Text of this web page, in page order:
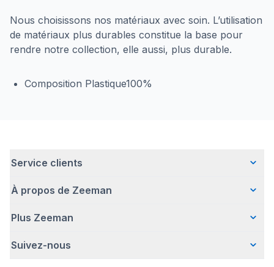
Nous choisissons nos matériaux avec soin. L’utilisation
de matériaux plus durables constitue la base pour
rendre notre collection, elle aussi, plus durable.
Composition Plastique100%
Service clients
Questions fréquentes
Livraison
Retour d'articles
À propos de Zeeman
Qui sommes-nous ?
Une entreprise responsable
Plus Zeeman
Avertissement de sécurité
Suivez-nous